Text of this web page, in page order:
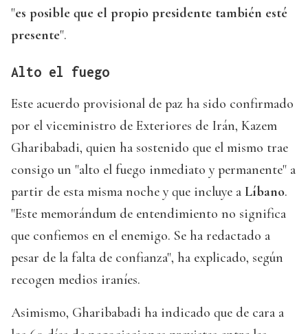
"es posible que el propio presidente también esté
presente".
Alto el fuego
Este acuerdo provisional de paz ha sido confirmado
por el viceministro de Exteriores de Irán, Kazem
Gharibabadi, quien ha sostenido que el mismo trae
consigo un "alto el fuego inmediato y permanente" a
partir de esta misma noche y que incluye a Líbano.
"Este memorándum de entendimiento no significa
que confiemos en el enemigo. Se ha redactado a
pesar de la falta de confianza", ha explicado, según
recogen medios iraníes.
Asimismo, Gharibabadi ha indicado que de cara a